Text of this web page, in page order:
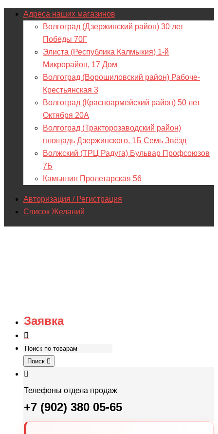
Адреса наших магазинов
Волгоград (Дзержинский район) 30 лет
Победы 70Г
Элиста (Республика Калмыкия) 1-й
Микрорайон, 17 Дом
Волгоград (Ворошиловский район) Рабоче-
Крестьянская 3
Волгоград (Красноармейский район) 50 лет
Октября 20А
Волгоград (Тракторозаводский район)
площадь Дзержинского, 1Б Семь Звёзд
Волжский (ТРЦ Радуга) Бульвар Профсоюзов
7Б
Камышин Пролетарская 56
Авторизация / Регистрация
Список Желаний
Заявка
Поиск
Телефоны отдела продаж
+7 (902) 380 05-65